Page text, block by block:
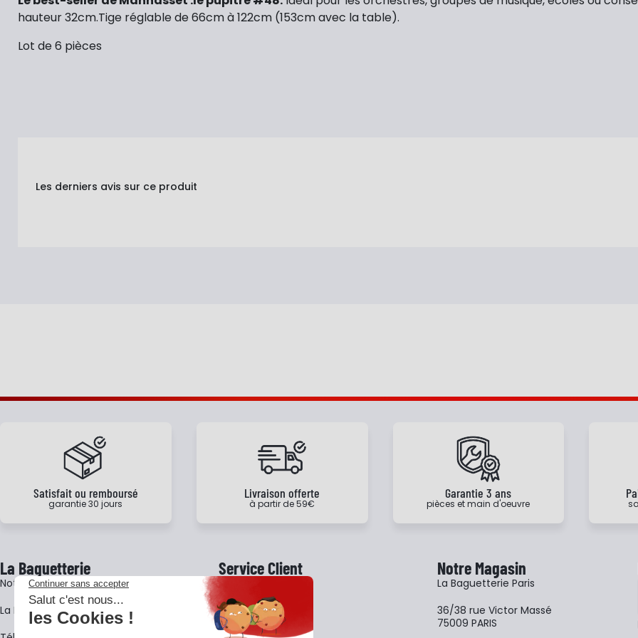
hauteur 32cm.Tige réglable de 66cm à 122cm (153cm avec la table).
Lot de 6 pièces
Les derniers avis sur ce produit
Satisfait ou remboursé
garantie 30 jours
Livraison offerte
à partir de 59€
Garantie 3 ans
pièces et main d'oeuvre
La Baguetterie
Notre histoire
La BagShow
Service Client
Garantie 3 ans
Notre Magasin
La Baguetterie Paris
36/38 rue Victor Massé
75009 PARIS